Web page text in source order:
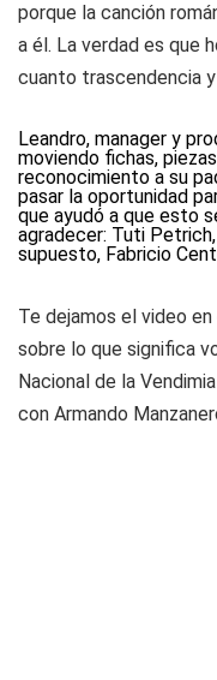
porque la canción
a él. La verdad es que
cuanto trascendencia
Leandro, manager y
moviendo fichas,
reconocimiento a su
pasar la oportunidad
que ayudó a que esto
agradecer: Tuti
supuesto, Fabricio
Te dejamos el video
sobre lo que significa
Nacional de la
con Armando